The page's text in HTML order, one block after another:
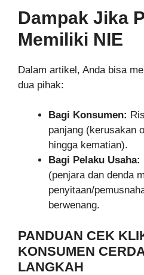
Dampak Jika
Memiliki NIE
Dalam artikel, Anda bisa
dua pihak:
Bagi Konsumen:
panjang (kerusakan
hingga kematian).
Bagi Pelaku Usaha:
(penjara dan denda
penyitaan/
berwenang.
PANDUAN CEK
KONSUMEN
LANGKAH